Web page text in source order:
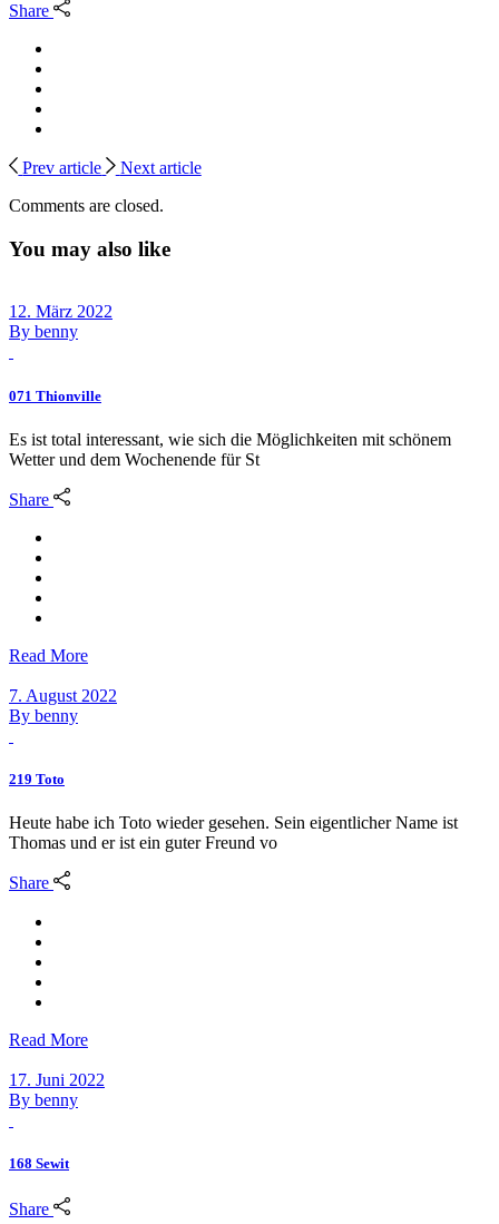
Share
Prev article
Next article
Comments are closed.
You may also like
12. März 2022
By benny
071 Thionville
Es ist total interessant, wie sich die Möglichkeiten mit schönem
Wetter und dem Wochenende für St
Share
Read More
7. August 2022
By benny
219 Toto
Heute habe ich Toto wieder gesehen. Sein eigentlicher Name ist
Thomas und er ist ein guter Freund vo
Share
Read More
17. Juni 2022
By benny
168 Sewit
Share